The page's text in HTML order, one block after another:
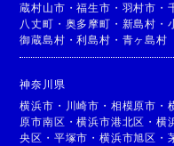
蔵村山市 ・福生市 ・ 羽村市 ・
八丈町 ・ 奥多摩町 ・ 新島村 ・
御蔵島村 ・利島村 ・ 青ヶ島村
神奈川県
横浜市 ・ 川崎市 ・ 相模原市 ・
原市南区 ・横浜市港北区 ・横
央区 ・ 平塚市 ・横浜市旭区 ・